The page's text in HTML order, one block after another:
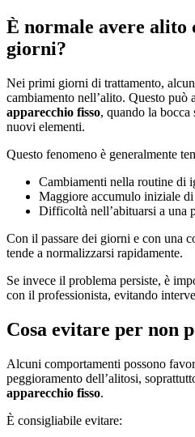
È normale avere
giorni?
Nei primi giorni di trattamento,
cambiamento nell’alito. Questo può
apparecchio fisso, quando la bocca
nuovi elementi.
Questo fenomeno è generalmente
Cambiamenti nella routine di
Maggiore accumulo iniziale
Difficoltà nell’abituarsi a una
Con il passare dei giorni e con una
tende a normalizzarsi rapidamente.
Se invece il problema persiste, è
con il professionista, evitando
Cosa evitare per non
Alcuni comportamenti possono
peggioramento dell’alitosi,
apparecchio fisso.
È consigliabile evitare: